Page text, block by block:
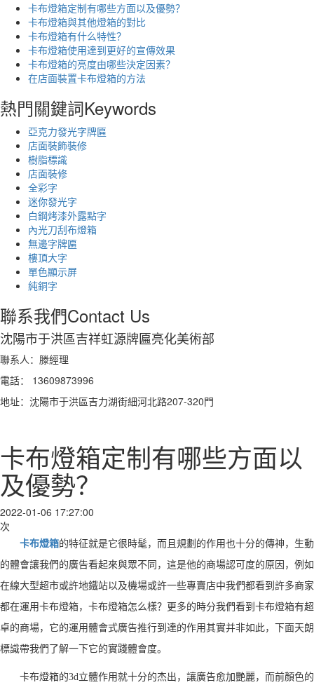
卡布燈箱定制有哪些方面以及優勢？
卡布燈箱與其他燈箱的對比
卡布燈箱有什么特性？
卡布燈箱使用達到更好的宣傳效果
卡布燈箱的亮度由哪些決定因素？
在店面裝置卡布燈箱的方法
熱門關鍵詞Keywords
亞克力發光字牌匾
店面裝飾裝修
樹脂標識
店面裝修
全彩字
迷你發光字
白鋼烤漆外露點字
內光刀刮布燈箱
無邊字牌匾
樓頂大字
單色顯示屏
純銅字
聯系我們Contact Us
沈陽市于洪區吉祥虹源牌匾亮化美術部
聯系人：滕經理
電話： 13609873996
地址：沈陽市于洪區吉力湖街細河北路207-320門
卡布燈箱定制有哪些方面以
及優勢？
2022-01-06 17:27:00
次
卡布燈箱的特征就是它很時髦，而且規劃的作用也十分的傳神，生動
的體會讓我們的廣告看起來與眾不同，這是他的商場認可度的原因，例如
在線大型超市或許地鐵站以及機場或許一些專賣店中我們都看到許多商家
都在運用卡布燈箱，卡布燈箱怎么樣？更多的時分我們看到卡布燈箱有超
卓的商場，它的運用體會式廣告推行到達的作用其實并非如此，下面天朗
標識帶我們了解一下它的實踐體會度。
卡布燈箱的3d立體作用就十分的杰出，讓廣告愈加艷麗，而前顏色的